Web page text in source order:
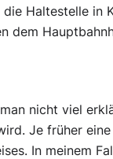
Haltestelle in
dem
nicht viel
Je früher
In meinem